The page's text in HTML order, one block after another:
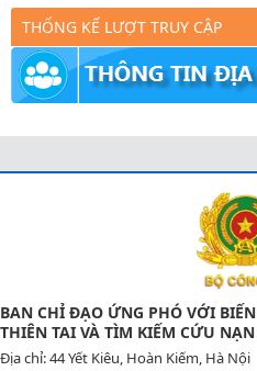
THỐNG KẾ LƯỢT TRUY CẬP
BAN CHỈ ĐẠO ỨNG PHÓ VỚI
THIÊN TAI VÀ TÌM KIẾM CỨU
Địa chỉ: 44 Yết Kiêu, Hoàn Kiếm, Hà Nội